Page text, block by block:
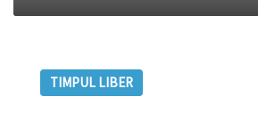
pentru
muşchiiTIMPUL LIBER